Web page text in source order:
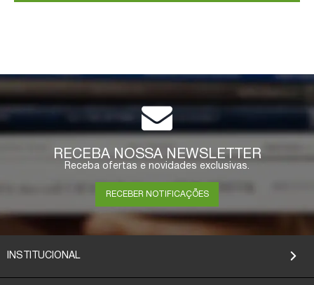
RECEBA NOSSA NEWSLETTER
Receba ofertas e novidades exclusivas.
RECEBER NOTIFICAÇÕES
INSTITUCIONAL